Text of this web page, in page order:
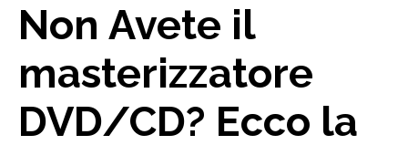
Non Avete il
masterizzatore
DVD/CD? Ecco la